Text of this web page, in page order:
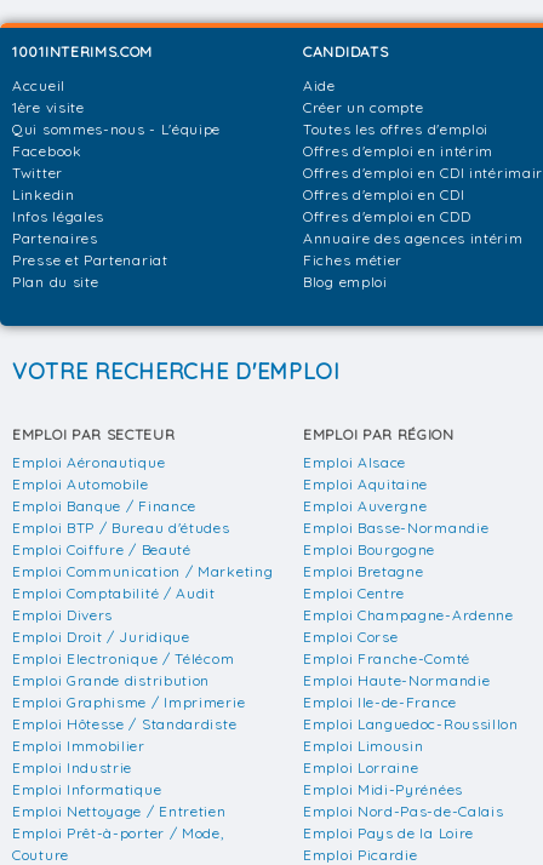
1001INTERIMS.COM
Accueil
1ère visite
Qui sommes-nous - L'équipe
Facebook
Twitter
Linkedin
Infos légales
Partenaires
Presse et Partenariat
Plan du site
CANDIDATS
Aide
Créer un compte
Toutes les offres d'emploi
Offres d'emploi en intérim
Offres d'emploi en CDI
Offres d'emploi en CDI
Offres d'emploi en CDD
Annuaire des agences intérim
Fiches métier
Blog emploi
VOTRE RECHERCHE D'EMPLOI
EMPLOI PAR SECTEUR
Emploi Aéronautique
Emploi Automobile
Emploi Banque / Finance
Emploi BTP / Bureau d'études
Emploi Coiffure / Beauté
Emploi Communication / Marketing
Emploi Comptabilité / Audit
Emploi Divers
Emploi Droit / Juridique
Emploi Electronique / Télécom
Emploi Grande distribution
Emploi Graphisme / Imprimerie
Emploi Hôtesse / Standardiste
Emploi Immobilier
Emploi Industrie
Emploi Informatique
Emploi Nettoyage / Entretien
Emploi Prêt-à-porter / Mode,
Couture
EMPLOI PAR RÉGION
Emploi Alsace
Emploi Aquitaine
Emploi Auvergne
Emploi Basse-Normandie
Emploi Bourgogne
Emploi Bretagne
Emploi Centre
Emploi Champagne-Ardenne
Emploi Corse
Emploi Franche-Comté
Emploi Haute-Normandie
Emploi Ile-de-France
Emploi Languedoc-Roussillon
Emploi Limousin
Emploi Lorraine
Emploi Midi-Pyrénées
Emploi Nord-Pas-de-Calais
Emploi Pays de la Loire
Emploi Picardie